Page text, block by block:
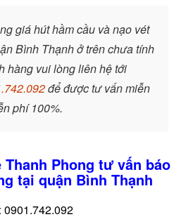
giá hút hầm cầu và nạo vét
Bình Thạnh ở trên chưa tính
hàng vui lòng liên hệ tới
để được tư vấn miễn
phí 100%.
Phong tư vấn báo
tại quận Bình Thạnh
0901.742.092